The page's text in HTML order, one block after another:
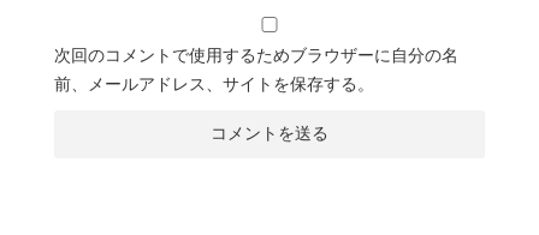
次回のコメントで使用するためブラウザーに自分の名
前、メールアドレス、サイトを保存する。